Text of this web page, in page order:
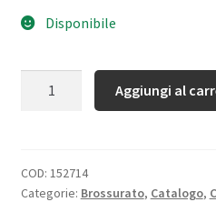
Disponibile
Aggiungi al
COD: 152714
Categorie: Brossurato, Catalogo,